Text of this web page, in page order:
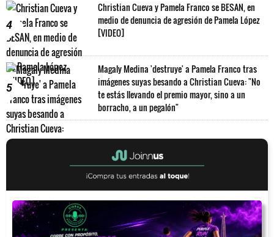
4
Christian Cueva y Pamela Franco se BESAN, en
medio de denuncia de agresión de Pamela López
[VIDEO]
5
Magaly Medina 'destruye' a Pamela Franco tras
imágenes suyas besando a Christian Cueva: "No
te estás llevando el premio mayor, sino a un
borracho, a un pegalón"